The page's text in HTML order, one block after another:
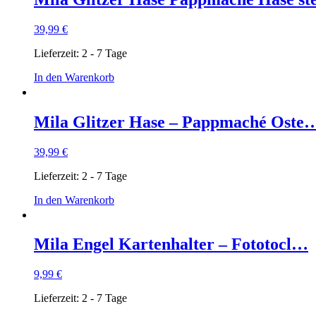
39,99 €
Lieferzeit: 2 - 7 Tage
In den Warenkorb
Mila Glitzer Hase – Pappmaché
39,99 €
Lieferzeit: 2 - 7 Tage
In den Warenkorb
Mila Engel Kartenhalter – Fototocl…
9,99 €
Lieferzeit: 2 - 7 Tage